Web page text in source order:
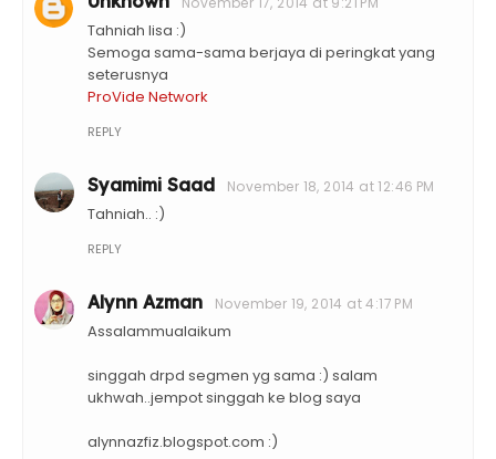
Tahniah lisa :)
Semoga sama-sama berjaya di peringkat yang
seterusnya
ProVide Network
REPLY
Syamimi Saad November 18, 2014 at 12:46 PM
Tahniah.. :)
REPLY
Alynn Azman November 19, 2014 at 4:17 PM
Assalammualaikum
singgah drpd segmen yg sama :) salam
ukhwah..jempot singgah ke blog saya
alynnazfiz.blogspot.com :)